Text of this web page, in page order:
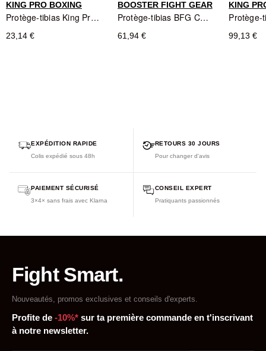
KING PRO BOXING
Protège-tibias King Pro Boxing AMSG - Noir/Blanc
23,14 €
BOOSTER FIGHT GEAR
Protège-tibias BFG Cube Series - Noir
61,94 €
KING
99,13 €
EXPÉDITION RAPIDE
Colis expédié sous 48h
RETOURS 30 JOURS
Pour changer d'avis
PAIEMENT SÉCURISÉ
3×4× sans frais avec Klarna
CONSEIL EXPERT
Pratiquants passionnés
Fight Smart.
Nouveautés, promos exclusives et conseils d'experts.
Profite de -10%* sur ta première commande en t'inscrivant
à notre newsletter.